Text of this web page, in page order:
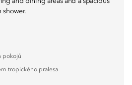
shower.
pokojů
tropického pralesa